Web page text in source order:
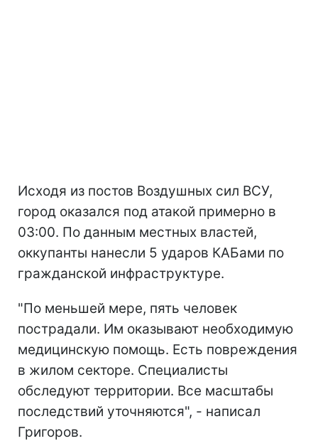
Исходя из постов Воздушных сил ВСУ,
город оказался под атакой примерно в
03:00. По данным местных властей,
оккупанты нанесли 5 ударов КАБами по
гражданской инфраструктуре.
"По меньшей мере, пять человек
пострадали. Им оказывают необходимую
медицинскую помощь. Есть повреждения
в жилом секторе. Специалисты
обследуют территории. Все масштабы
последствий уточняются", - написал
Григоров.